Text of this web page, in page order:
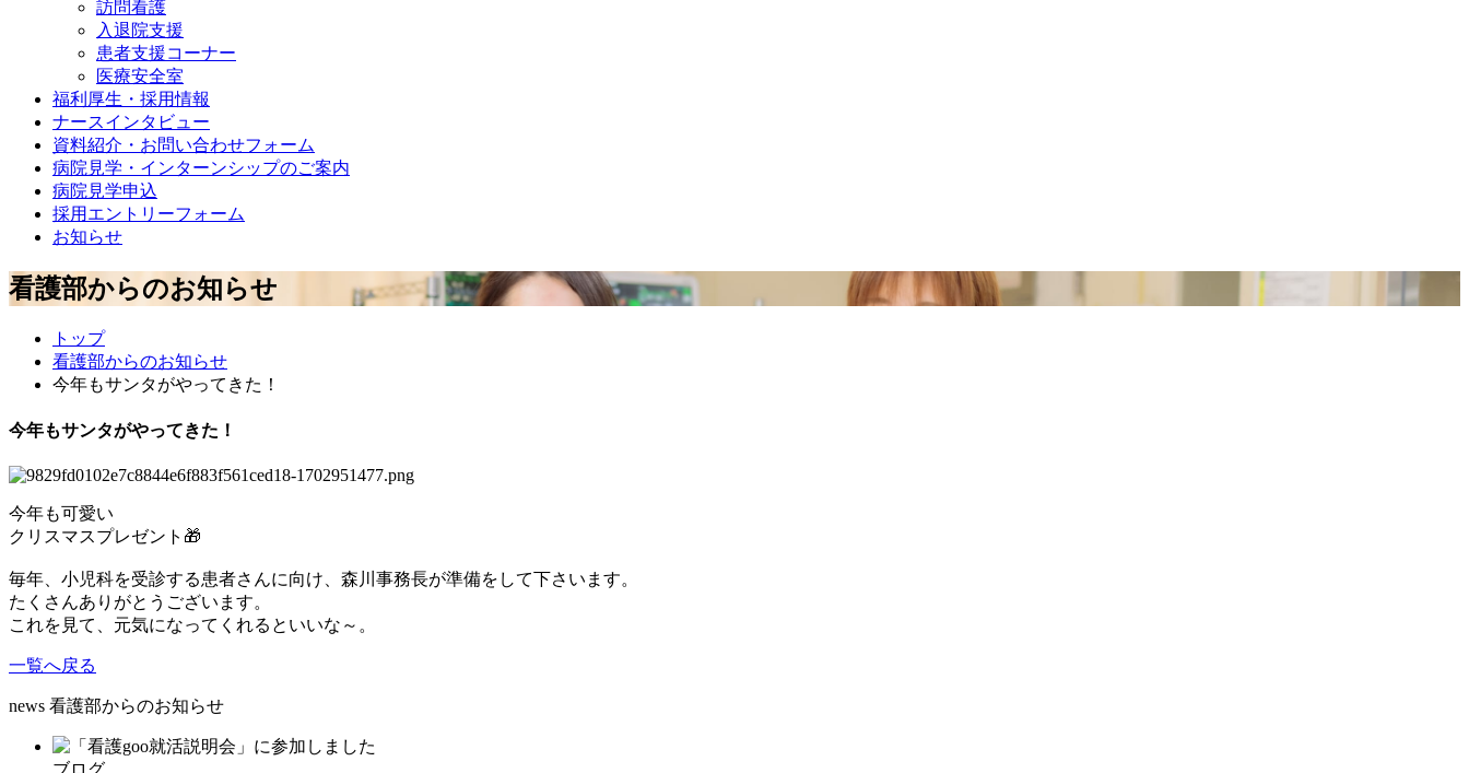
訪問看護
入退院支援
患者支援コーナー
医療安全室
福利厚生・採用情報
ナースインタビュー
資料紹介・お問い合わせフォーム
病院見学・インターンシップのご案内
病院見学申込
採用エントリーフォーム
お知らせ
看護部からのお知らせ
トップ
看護部からのお知らせ
今年もサンタがやってきた！
今年もサンタがやってきた！
今年も可愛い
クリスマスプレゼント🎁
毎年、小児科を受診する患者さんに向け、森川事務長が準備をして下さいます。
たくさんありがとうございます。
これを見て、元気になってくれるといいな～。
一覧へ戻る
news 看護部からのお知らせ